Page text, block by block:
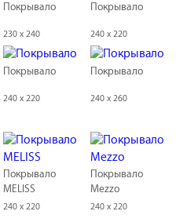
Покрывало
230 x 240
Покрывало
240 x 220
Покрывало
240 x 220
Покрывало
240 x 260
Покрывало
MELISS
240 x 220
Покрывало
Mezzo
240 x 220